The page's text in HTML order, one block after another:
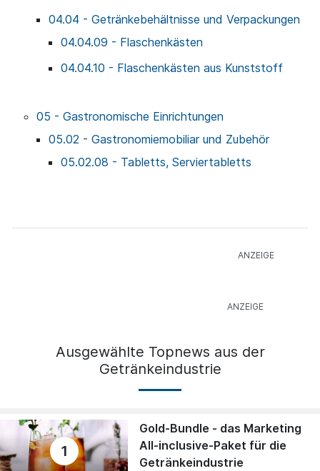
04.04 - Getränkebehältnisse und Verpackungen
04.04.09 - Flaschenkästen
04.04.10 - Flaschenkästen aus Kunststoff
05 - Gastronomische Einrichtungen
05.02 - Gastronomiemobiliar und Zubehör
05.02.08 - Tabletts, Serviertabletts
Ausgewählte Topnews aus der
Getränkeindustrie
1
Gold-Bundle - das Marketing
All-inclusive-Paket für die
Getränkeindustrie